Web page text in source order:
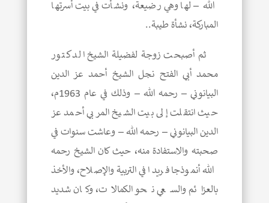
الله – لها وهي رضيعة، ونشأت في بيت أسرتها
المباركة، نشأة طيبة..
ثم أصبحت زوجة لفضيلة الشيخ الدكتور
محمد أبي الفتح نجل الشيخ أحمد عز الدين
البيانوني – رحمه الله – وذلك في عام 1963م،
حيث انتقلت إلى بيت الشيخ المربي أحمد عز
الدين البيانوني – رحمه الله – وعاشت سنوات في
صحبته والاستفادة منه، حيث كان الشيخ رحمه
الله أنموذجا فريدا في التربية والإصلاح، والأخذ
بالعزائم والسعي نحو الكمالات، وكان شديد